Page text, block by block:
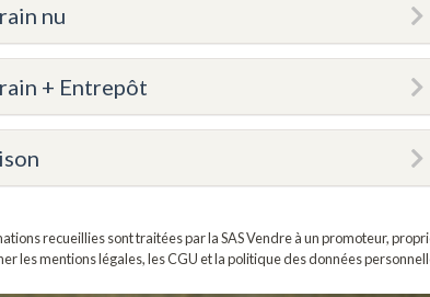
nu
+ Entrepôt
recueillies sont traitées par la SAS Vendre à un promoteur,
les mentions légales, les CGU et la politique des données